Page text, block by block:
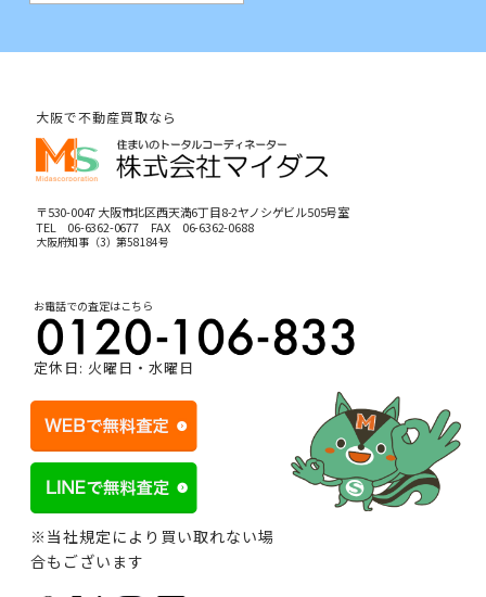
大阪で不動産買取なら
〒530-0047 大阪市北区西天満6丁目8-2ヤノシゲビル505号室
TEL 06-6362-0677FAX 06-6362-0688
大阪府知事（3）第58184号
お電話での査定はこちら
定休日: 火曜日・水曜日
※当社規定により買い取れない場
合もございます